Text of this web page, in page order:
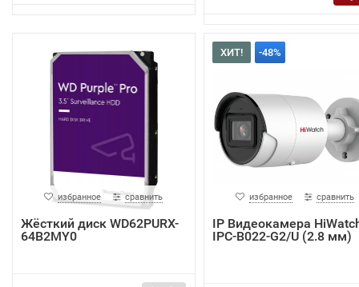
избранное сравнить
Жёсткий диск WD62PURX-
64B2MY0
ХИТ! -48%
избранное сравнить
IP Видеокамера
IPC-B022-G2/U (2.8 мм)